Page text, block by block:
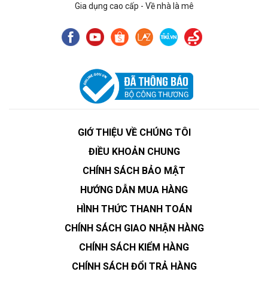
Gia dụng cao cấp - Về nhà là mê
GIỚ THIỆU VỀ CHÚNG TÔI
ĐIỀU KHOẢN CHUNG
CHÍNH SÁCH BẢO MẬT
HƯỚNG DẪN MUA HÀNG
HÌNH THỨC THANH TOÁN
CHÍNH SÁCH GIAO NHẬN HÀNG
CHÍNH SÁCH KIỂM HÀNG
CHÍNH SÁCH ĐỔI TRẢ HÀNG